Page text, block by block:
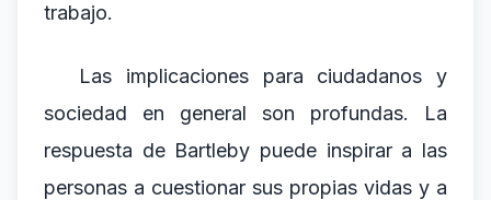
trabajo.
Las implicaciones para ciudadanos y
sociedad en general son profundas. La
respuesta de Bartleby puede inspirar a las
personas a cuestionar sus propias vidas y a